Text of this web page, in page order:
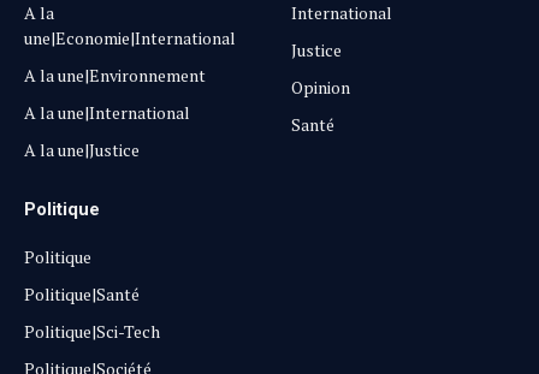
A la
une|Economie|International
A la une|Environnement
A la une|International
A la une|Justice
International
Justice
Opinion
Santé
Politique
Politique
Politique|Santé
Politique|Sci-Tech
Politique|Société